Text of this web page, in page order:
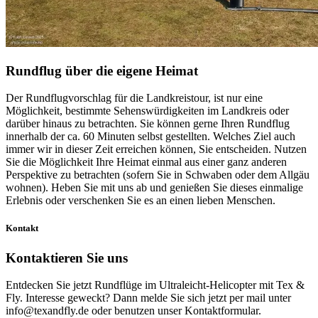
Rundflug über die eigene Heimat
Der Rundflugvorschlag für die Landkreistour, ist nur eine
Möglichkeit, bestimmte Sehenswürdigkeiten im Landkreis oder
darüber hinaus zu betrachten. Sie können gerne Ihren Rundflug
innerhalb der ca. 60 Minuten selbst gestellten. Welches Ziel auch
immer wir in dieser Zeit erreichen können, Sie entscheiden. Nutzen
Sie die Möglichkeit Ihre Heimat einmal aus einer ganz anderen
Perspektive zu betrachten (sofern Sie in Schwaben oder dem Allgäu
wohnen). Heben Sie mit uns ab und genießen Sie dieses einmalige
Erlebnis oder verschenken Sie es an einen lieben Menschen.
Kontakt
Kontaktieren Sie uns
Entdecken Sie jetzt Rundflüge im Ultraleicht-Helicopter mit Tex &
Fly. Interesse geweckt? Dann melde Sie sich jetzt per mail unter
info@texandfly.de oder benutzen unser Kontaktformular.